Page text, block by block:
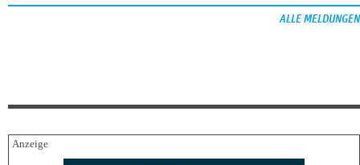
ALLE MELDUNGEN